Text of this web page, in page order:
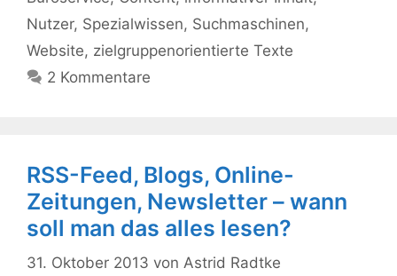
Nutzer, Spezialwissen, Suchmaschinen,
Website, zielgruppenorientierte Texte
2 Kommentare
RSS-Feed, Blogs, Online-
Zeitungen, Newsletter – wann
soll man das alles lesen?
31. Oktober 2013 von Astrid Radtke